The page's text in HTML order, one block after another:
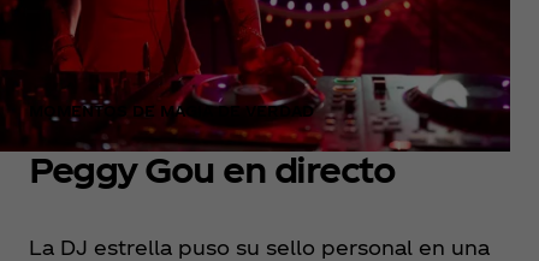
MOMENTOS DE MAGIA DE VERDAD
Peggy Gou en directo
La DJ estrella puso su sello personal en una